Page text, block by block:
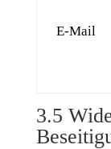
E-Mail
3.5